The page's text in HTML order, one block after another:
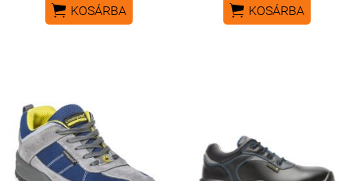
 KOSÁRBA  KOSÁRBA